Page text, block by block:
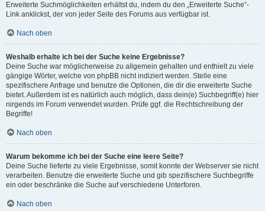
Erweiterte Suchmöglichkeiten erhältst du, indem du den „Erweiterte Suche“-
Link anklickst, der von jeder Seite des Forums aus verfügbar ist.
Nach oben
Weshalb erhalte ich bei der Suche keine Ergebnisse?
Deine Suche war möglicherweise zu allgemein gehalten und enthielt zu viele
gängige Wörter, welche von phpBB nicht indiziert werden. Stelle eine
spezifischere Anfrage und benutze die Optionen, die dir die erweiterte Suche
bietet. Außerdem ist es natürlich auch möglich, dass dein(e) Suchbegriff(e) hier
nirgends im Forum verwendet wurden. Prüfe ggf. die Rechtschreibung der
Begriffe!
Nach oben
Warum bekomme ich bei der Suche eine leere Seite?
Deine Suche lieferte zu viele Ergebnisse, somit konnte der Webserver sie nicht
verarbeiten. Benutze die erweiterte Suche und gib spezifischere Suchbegriffe
ein oder beschränke die Suche auf verschiedene Unterforen.
Nach oben